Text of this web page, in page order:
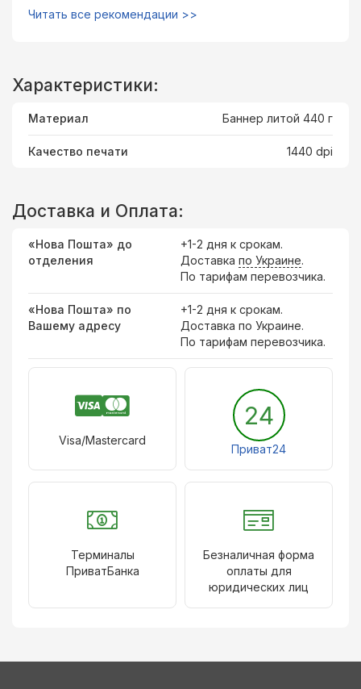
Характеристики:
Материал Баннер литой 440 г
Качество печати 1440 dpi
Доставка и Оплата:
«Нова Пошта» до
отделения
+1-2 дня к срокам.
Доставка по Украине.
По тарифам перевозчика.
«Нова Пошта» по
Вашему адресу
+1-2 дня к срокам.
Доставка по Украине.
По тарифам перевозчика.
Visa/Mastercard
24
Приват24
Терминалы
ПриватБанка
Безналичная форма
оплаты для
юридических лиц
Читать все рекомендации >>